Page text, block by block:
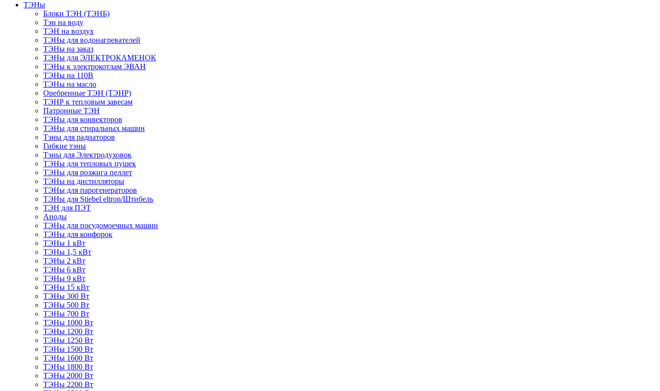
ТЭНы
Блоки ТЭН (ТЭНБ)
Тэн на воду
ТЭН на воздух
ТЭНы для водонагревателей
ТЭНы на заказ
ТЭНы для ЭЛЕКТРОКАМЕНОК
ТЭНы к электрокотлам ЭВАН
ТЭНы на 110В
ТЭНы на масло
Оребренные ТЭН (ТЭНР)
ТЭНР к тепловым завесам
Патронные ТЭН
ТЭНы для конвекторов
ТЭНы для стиральных машин
Тэны для радиаторов
Гибкие тэны
Тэны для Электродуховок
ТЭНы для тепловых пушек
ТЭНы для розжига пеллет
ТЭНы на дистилляторы
ТЭНы для парогенераторов
ТЭНы для Stiebel eltron/Штибель
ТЭН для ПЭТ
Аноды
ТЭНы для посудомоечных машин
ТЭНы для конфорок
ТЭНы 1 кВт
ТЭНы 1,5 кВт
ТЭНы 2 кВт
ТЭНы 6 кВт
ТЭНы 9 кВт
ТЭНы 15 кВт
ТЭНы 300 Вт
ТЭНы 500 Вт
ТЭНы 700 Вт
ТЭНы 1000 Вт
ТЭНы 1200 Вт
ТЭНы 1250 Вт
ТЭНы 1500 Вт
ТЭНы 1600 Вт
ТЭНы 1800 Вт
ТЭНы 2000 Вт
ТЭНы 2200 Вт